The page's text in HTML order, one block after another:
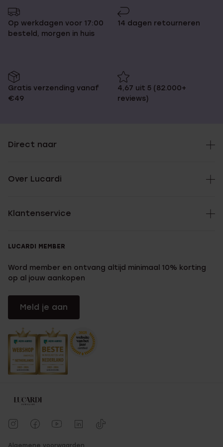
Op werkdagen voor 17:00
besteld, morgen in huis
14 dagen retourneren
Gratis verzending vanaf
€49
4,67 uit 5 (82.000+
reviews)
Direct naar
Over Lucardi
Klantenservice
LUCARDI MEMBER
Word member en ontvang altijd minimaal 10% korting
op al jouw aankopen
Meld je aan
Algemene voorwaarden